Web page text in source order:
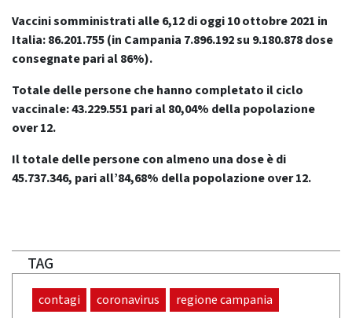
Vaccini somministrati alle 6,12 di oggi 10 ottobre 2021 in
Italia: 86.201.755(in Campania 7.896.192 su 9.180.878 dose
consegnate pari al 86%).
Totale delle persone che hanno completato il ciclo
vaccinale: 43.229.551 pari al 80,04% della popolazione
over 12.
Il totale delle persone con almeno una dose è di
45.737.346, pari all’84,68% della popolazione over 12.
TAG
contagi coronavirus regione campania